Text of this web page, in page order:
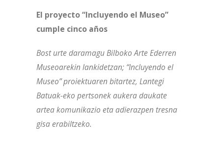
El proyecto “Incluyendo el Museo”
cumple cinco años
Bost urte daramagu Bilboko Arte Ederren
Museoarekin lankidetzan; “Incluyendo el
Museo” proiektuaren bitartez, Lantegi
Batuak-eko pertsonek aukera daukate
artea komunikazio eta adierazpen tresna
gisa erabiltzeko.